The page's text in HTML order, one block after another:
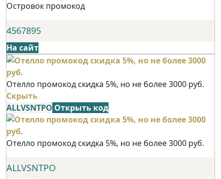
Островок промокод
4567895
На сайт
Отелло промокод скидка 5%, но не более 3000 руб.
Скрыть
ALLVSNTPO Открыть код
Отелло промокод скидка 5%, но не более 3000 руб.
ALLVSNTPO